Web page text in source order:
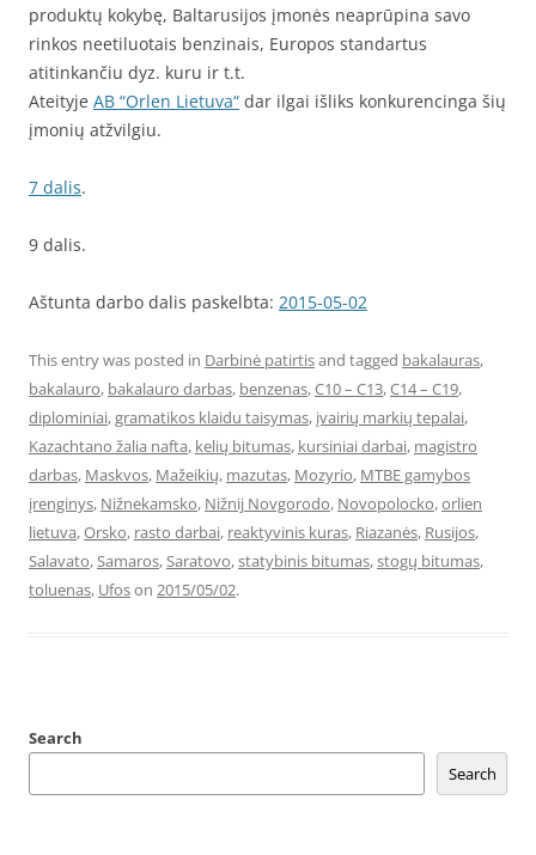
produktų kokybę, Baltarusijos įmonės neaprūpina savo
rinkos neetiluotais benzinais, Europos standartus
atitinkančiu dyz. kuru ir t.t.
Ateityje AB “Orlen Lietuva“ dar ilgai išliks konkurencinga šių
įmonių atžvilgiu.
7 dalis.
9 dalis.
Aštunta darbo dalis paskelbta: 2015-05-02
This entry was posted in Darbinė patirtisand tagged bakalauras,
bakalauro, bakalauro darbas, benzenas,C10 – C13,C14 – C19,
diplominiai,gramatikos klaidu taisymas, įvairių markių tepalai,
Kazachtano žalia nafta, kelių bitumas, kursiniai darbai, magistro
darbas, Maskvos, Mažeikių, mazutas, Mozyrio, MTBE gamybos
įrenginys, Nižnekamsko, Nižnij Novgorodo, Novopolocko,orlien
lietuva,Orsko, rasto darbai, reaktyvinis kuras, Riazanės, Rusijos,
Salavato,Samaros,Saratovo,statybinis bitumas,stogų bitumas,
toluenas, Ufoson 2015/05/02.
Search
Search